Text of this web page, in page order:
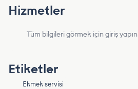
Hizmetler
Tüm bilgileri görmek için giriş yapın
Etiketler
Ekmek servisi